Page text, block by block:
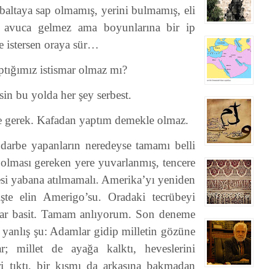
sap olmamış, yerini bulmamış, eli
gelmez ama boyunlarına bir ip
istersen oraya sür…
istismar olmaz mı?
bu yolda her şey serbest.
Kafadan yaptım demekle olmaz.
yapanların neredeyse tamamı belli
gereken yere yuvarlanmış, tencere
yabana atılmamalı. Amerika’yı yeniden
elin Amerigo’su. Oradaki tecrübeyi
basit. Tamam anlıyorum. Son deneme
yanlış şu: Adamlar gidip milletin gözüne
millet de ayağa kalktı, heveslerini
tıktı, bir kısmı da arkasına bakmadan